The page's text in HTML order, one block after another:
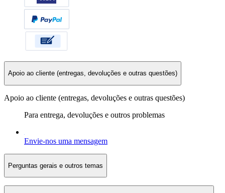
Apoio ao cliente (entregas, devoluções e outras questões)
Apoio ao cliente (entregas, devoluções e outras questões)
Para entrega, devoluções e outros problemas
Envie-nos uma mensagem
Perguntas gerais e outros temas